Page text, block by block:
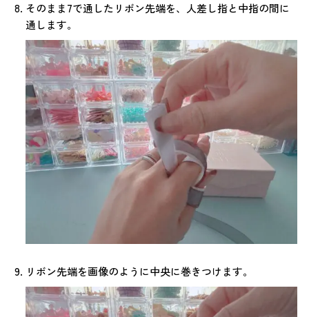
そのまま7で通したリボン先端を、人差し指と中指の間に
通します。
リボン先端を画像のように中央に巻きつけます。